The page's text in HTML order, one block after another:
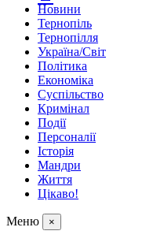
Новини
Тернопіль
Тернопілля
Україна/Світ
Політика
Економіка
Суспільство
Кримінал
Події
Персоналії
Історія
Мандри
Життя
Цікаво!
Меню ×